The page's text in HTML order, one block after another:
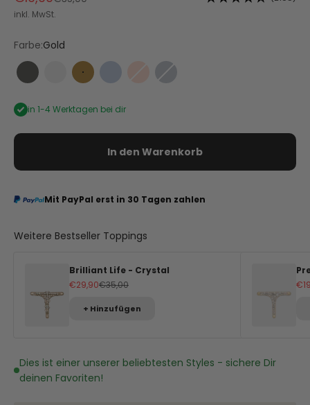
inkl. MwSt.
Farbe:Gold
AntraciteCrystalGold Blue LightOrangeTeal
in 1-4 Werktagen bei dir
In den Warenkorb
Mit PayPal erst in 30 Tagen zahlen
Weitere Bestseller Toppings
Brilliant Life - Crystal
Angebot
€29,90Regulärer Preis
€35,00
+ Hinzufügen
Dies ist einer unserer beliebtesten Styles - sichere Dir
deinen Favoriten!